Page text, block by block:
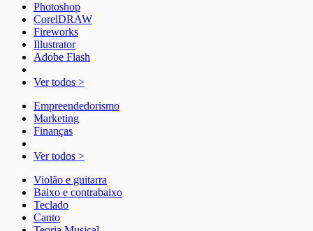
Photoshop
CorelDRAW
Fireworks
Illustrator
Adobe Flash
Ver todos >
Empreendedorismo
Marketing
Finanças
Ver todos >
Violão e guitarra
Baixo e contrabaixo
Teclado
Canto